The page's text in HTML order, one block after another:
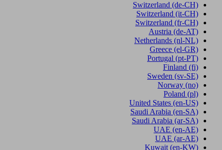
Switzerland (de-CH)
Switzerland (it-CH)
Switzerland (fr-CH)
Austria (de-AT)
Netherlands (nl-NL)
Greece (el-GR)
Portugal (pt-PT)
Finland (fi)
Sweden (sv-SE)
Norway (no)
Poland (pl)
United States (en-US)
Saudi Arabia (en-SA)
Saudi Arabia (ar-SA)
UAE (en-AE)
UAE (ar-AE)
Kuwait (en-KW)